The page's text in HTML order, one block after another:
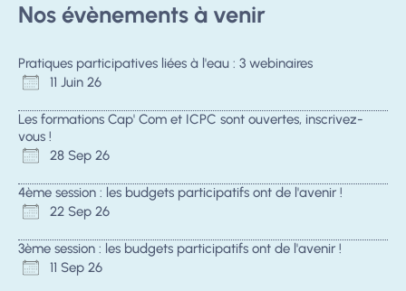
Nos évènements à venir
Pratiques participatives liées à l'eau : 3 webinaires
11 Juin 26
Les formations Cap' Com et ICPC sont ouvertes, inscrivez-
vous !
28 Sep 26
4ème session : les budgets participatifs ont de l'avenir !
22 Sep 26
3ème session : les budgets participatifs ont de l'avenir !
11 Sep 26